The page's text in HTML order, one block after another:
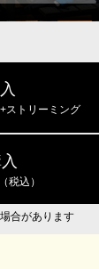
ストリーミング
税込）
合があります